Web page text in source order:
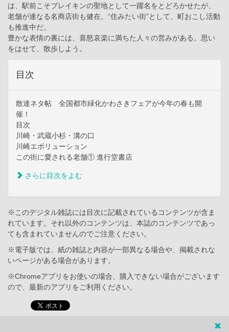
は、駅前こそブレイキンの聖地として一躍名をとどろかせたが、
老舗が連なる名商店街も健在。“住みたい街”として、町おこし活動
も推進中だ。
豊かな表情の裏には、喜怒哀楽に満ちた人々の営みがある。思い
をはせて、散歩しよう。
目次
散達ネタ帖 全国都市緑化かわさきフェアが今年の春も開
催！
目次
川崎・武蔵小杉・溝の口
川崎エボリューション
この街に愛される老舗① 進行堂書店
さらに目次をよむ
※このデジタル雑誌には目次に記載されているコンテンツが含ま
れています。それ以外のコンテンツは、本誌のコンテンツであっ
ても含まれていませんのでご注意ください。
※電子版では、紙の雑誌と内容が一部異なる場合や、掲載されな
いページがある場合があります。
※Chromeアプリをお使いの場合、購入できない場合がございます
ので、最新のアプリをご利用ください。